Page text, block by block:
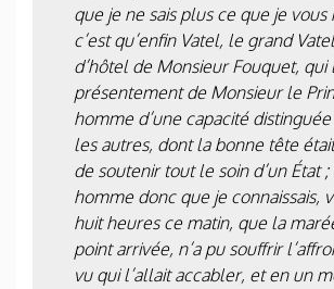
que je ne sais plus ce que je vous
c’est qu’enfin Vatel, le grand
d’hôtel de Monsieur Fouquet, qui
présentement de Monsieur le
homme d’une capacité
les autres, dont la bonne tête
de soutenir tout le soin d’un État ;
homme donc que je connaissais,
huit heures ce matin, que la
point arrivée, n’a pu souffrir
vu qui l’allait accabler, et en un